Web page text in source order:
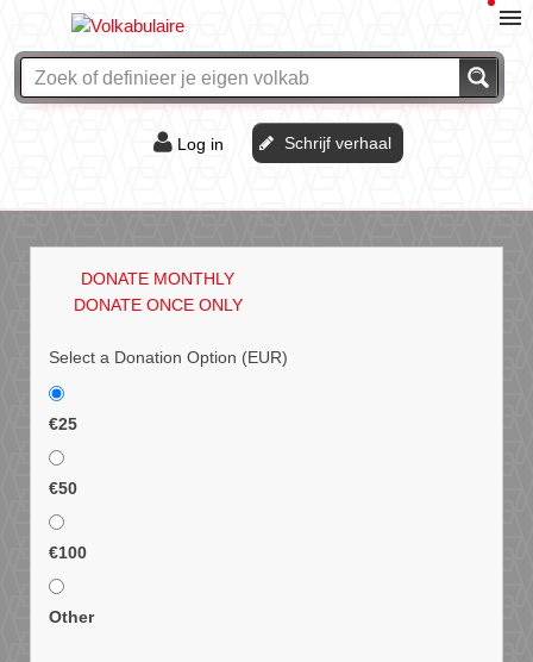
Log in Schrijf verhaal
DONATE MONTHLY
DONATE ONCE ONLY
Select a Donation Option (EUR)
€25
€50
€100
Other